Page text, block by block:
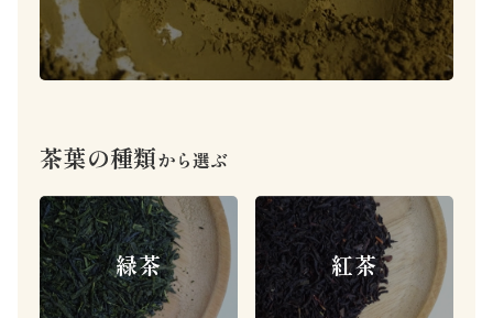
茶葉の種類から選ぶ
緑茶 紅茶